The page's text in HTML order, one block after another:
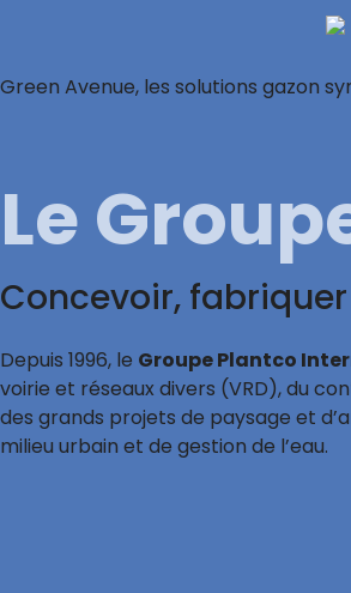
Green Avenue, les solutions gazon
Le
Concevoir,
Depuis 1996, le Groupe Plantco
voirie et réseaux divers (VRD), du
des grands projets de paysage et
milieu urbain et de gestion de l’eau.